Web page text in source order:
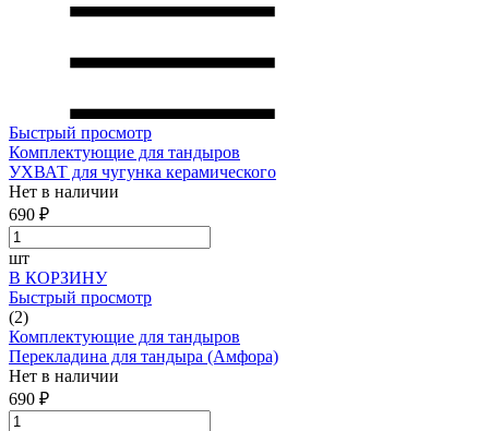
Быстрый просмотр
Комплектующие для тандыров
УХВАТ для чугунка керамического
Нет в наличии
690 ₽
шт
В КОРЗИНУ
Быстрый просмотр
(2)
Комплектующие для тандыров
Перекладина для тандыра (Амфора)
Нет в наличии
690 ₽